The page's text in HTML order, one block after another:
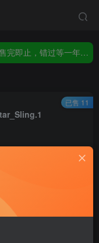
2026年新增【永久会员】限时特价，售完即止，错过等一年！！！
2026年新增【永久会员】限时特价，售完即止，错过等一年！！！
有效
会员免费下载资源
请联系QQ：3317425885
已售 11